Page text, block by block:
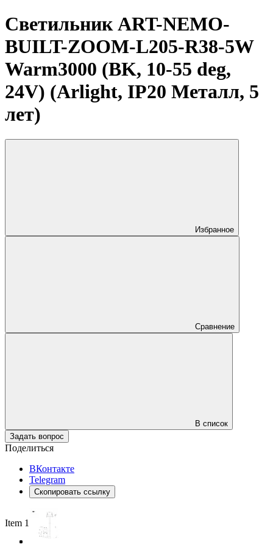
Светильник ART-NEMO-
BUILT-ZOOM-L205-R38-5W
Warm3000 (BK, 10-55 deg,
24V) (Arlight, IP20 Металл, 5
лет)
Избранное
Сравнение
В список
Задать вопрос
Поделиться
ВКонтакте
Telegram
Скопировать ссылку
Item 1 of 3